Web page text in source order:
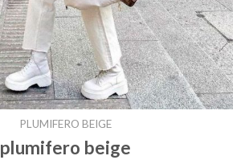
PLUMIFERO BEIGE
plumifero beige